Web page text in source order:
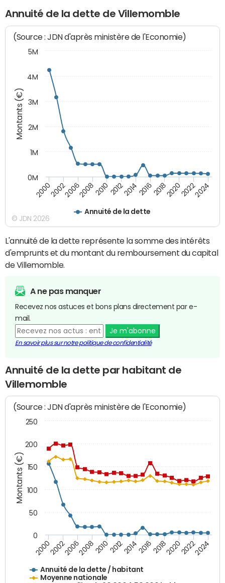
Annuité de la dette de Villemomble
Montants (€)
(Source : JDN d'après ministère de l'Economie)
Annuité de la dette
20002002200620082010 2012201420162018202020222024
0M
1M
2M
3M
4M
5M
© JDN 2026
L'annuité de la dette représente la somme des intérêts
d'emprunts et du montant du remboursement du capital
de Villemomble.
A ne pas manquer
Recevez nos astuces et bons plans directement par e-
mail.
Je m'abonne
En savoir plus sur notre politique de confidentialité
Annuité de la dette par habitant de
Villemomble
Montants (€)
(Source : JDN d'après ministère de l'Economie)
Annuité de la dette / habitant
Moyenne nationale
200020022006200820102012201420162018202020222024
0
50
100
150
200
250